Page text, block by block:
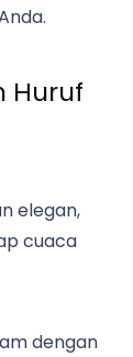
Huruf
elegan,
cuaca
dengan